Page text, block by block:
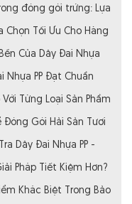
đóng gói trứng: Lựa
Chọn Tối Ưu Cho Hàng
Của Dây Đai Nhựa
Nhựa PP Đạt Chuẩn
Từng Loại Sản Phẩm
Đóng Gói Hải Sản Tươi
Dây Đai Nhựa PP -
Pháp Tiết Kiệm Hơn?
Khác Biệt Trong Bảo